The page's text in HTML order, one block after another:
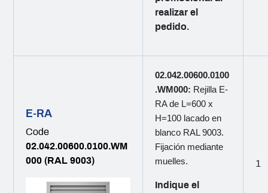
realizar el
pedido.
E-RA
Code
02.042.00600.0100.WM
000 (RAL 9003)
02.042.00600.0100
.WM000: Rejilla E-
RA de L=600 x
H=100 lacado en
blanco RAL 9003.
Fijación mediante
muelles.
Indique el
1